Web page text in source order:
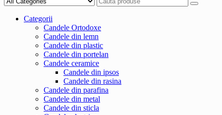
Categorii
Candele Ortodoxe
Candele din lemn
Candele din plastic
Candele din portelan
Candele ceramice
Candele din ipsos
Candele din rasina
Candele din parafina
Candele din metal
Candele din sticla